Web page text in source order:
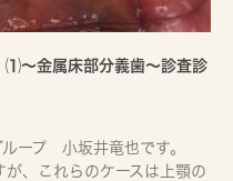
⑴〜金属床部分義歯〜診査診
ープ 小坂井竜也です。
、これらのケースは上顎の